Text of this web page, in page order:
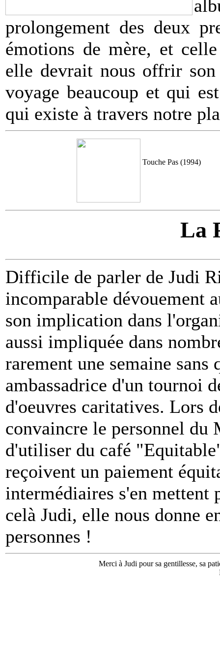
prolongement des deux
émotions de mère, et
elle devrait nous offrir
voyage beaucoup et qui
qui existe à travers notre
Touche Pas (1994)
La
Difficile de parler de Judi
incomparable dévouement
son implication dans
aussi impliquée dans
rarement une semaine
ambassadrice d'un tournoi
d'oeuvres caritatives. Lors
convaincre le personnel
d'utiliser du café
reçoivent un paiement
intermédiaires s'en mettent
celà Judi, elle nous donne
personnes !
Merci à Judi pour sa gentillesse, sa